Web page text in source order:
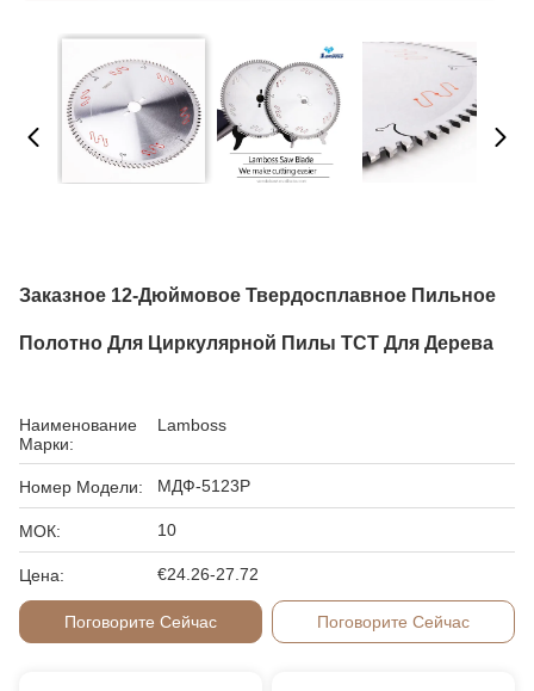
Заказное 12-Дюймовое Твердосплавное Пильное
Полотно Для Циркулярной Пилы TCT Для Дерева
Наименование
Марки:
Lamboss
Номер Модели: МДФ-5123Р
МОК: 10
Цена: €24.26-27.72
Поговорите Сейчас Поговорите Сейчас